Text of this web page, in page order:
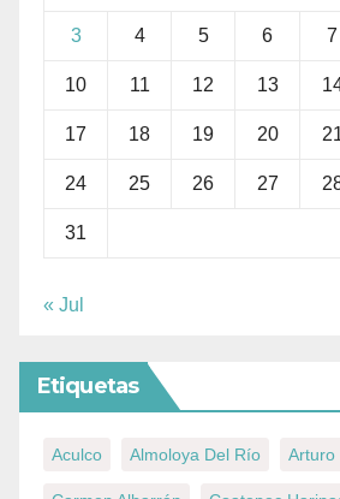
3 4 5 6 7
10 11 12 13
17 18 19 20
24 25 26 27
31
« Jul
Etiquetas
Aculco Almoloya Del Río Arturo